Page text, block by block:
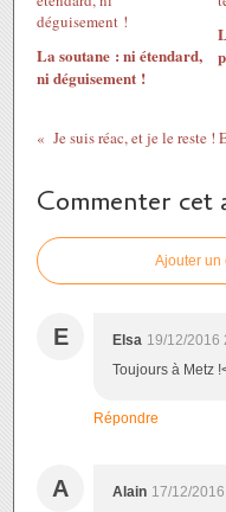
La soutane : ni étendard,
ni déguisement !
Je suis réac, et je le reste !
Commenter cet
Ajouter un
E Elsa 19/12/2016
Toujours à Metz
Répondre
A Alain 17/12/